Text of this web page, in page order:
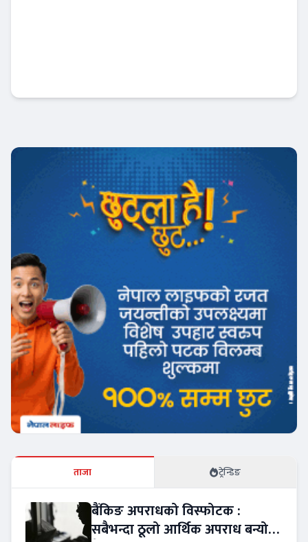
ताजा ट्रेन्डिङ
बैंकिङ अपराधको विस्फोटक :
सबैभन्दा ठूलो आर्थिक अपराध बन्यो